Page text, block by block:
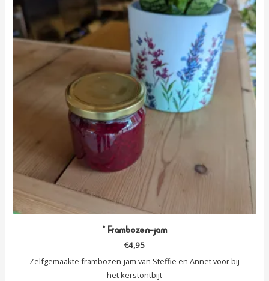
* Frambozen-jam
€4,95
Zelfgemaakte frambozen-jam van Steffie en Annet voor bij
het kerstontbijt